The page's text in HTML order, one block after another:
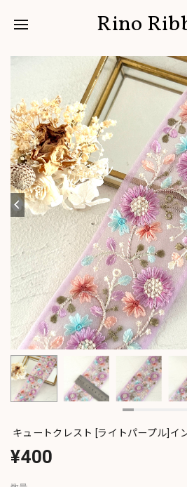
Rino
キュートクレスト [ライトパープル]イ
¥400